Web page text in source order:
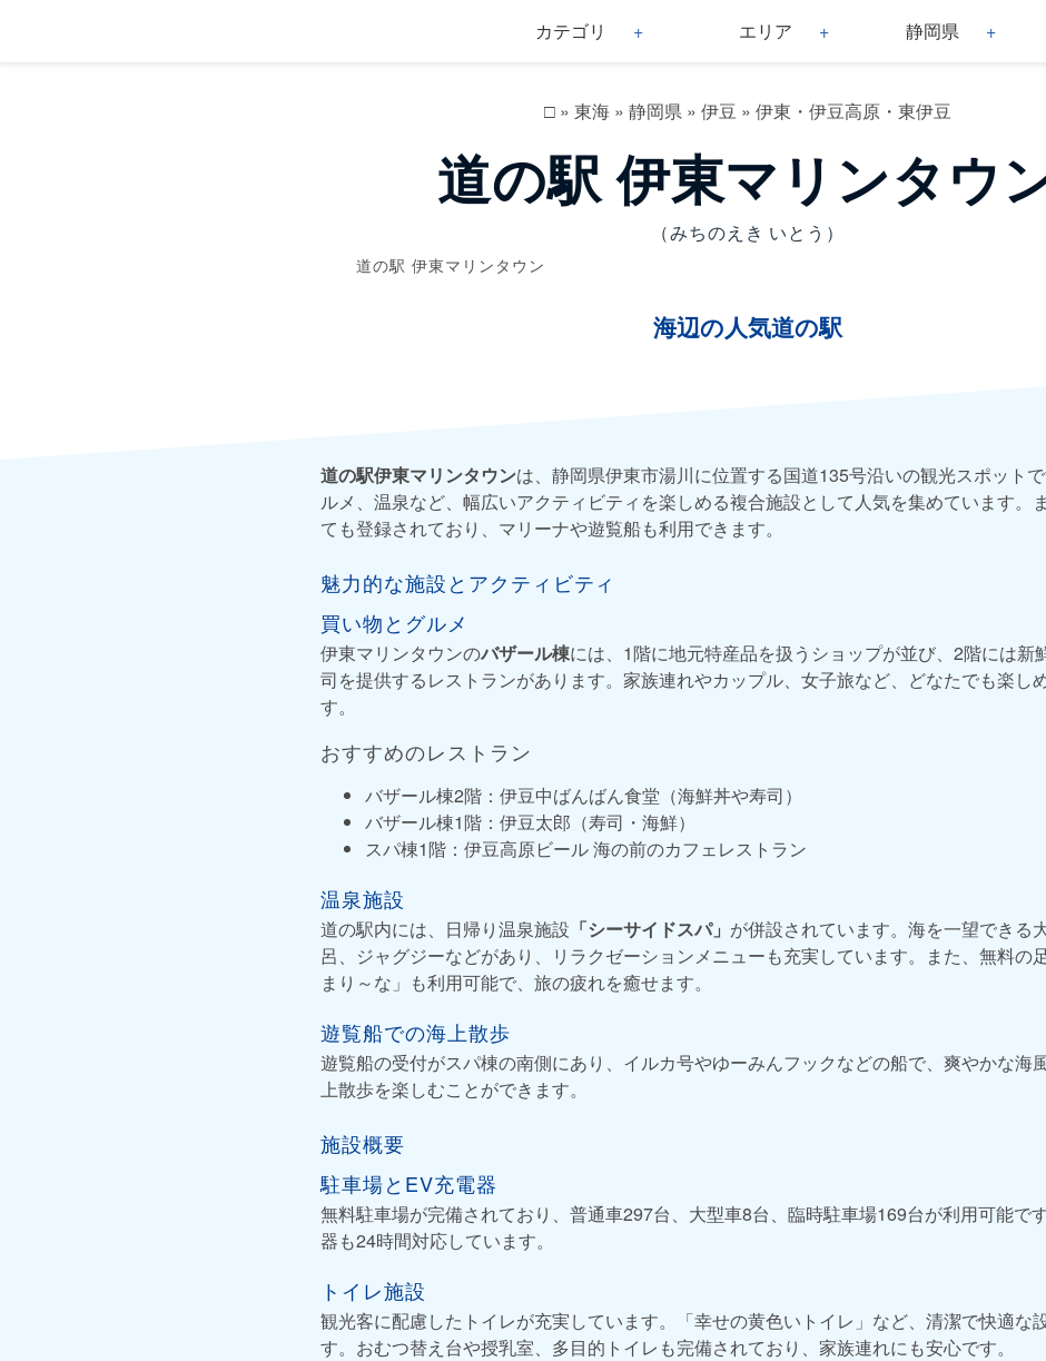
カテゴリ エリア 静岡県
□ » 東海 » 静岡県 » 伊豆 » 伊東・伊豆高原・東伊豆
道の駅 伊東マリンタウ
（みちのえき いとう）
道の駅 伊東マリンタウン
海辺の人気道の駅
道の駅伊東マリンタウンは、静岡県伊東市湯川に位置する国道135号沿いの観光スポット
ルメ、温泉など、幅広いアクティビティを楽しめる複合施設として人気を集めています。
ても登録されており、マリーナや遊覧船も利用できます。
魅力的な施設とアクティビティ
買い物とグルメ
伊東マリンタウンのバザール棟には、1階に地元特産品を扱うショップが並び、2階には新
司を提供するレストランがあります。家族連れやカップル、女子旅など、どなたでも楽し
す。
おすすめのレストラン
バザール棟2階：伊豆中ばんばん食堂（海鮮丼や寿司）
バザール棟1階：伊豆太郎（寿司・海鮮）
スパ棟1階：伊豆高原ビール 海の前のカフェレストラン
温泉施設
道の駅内には、日帰り温泉施設 「シーサイドスパ」 が併設されています。海を一望できる
呂、ジャグジーなどがあり、リラクゼーションメニューも充実しています。また、無料の
まり～な」も利用可能で、旅の疲れを癒せます。
遊覧船での海上散歩
遊覧船の受付がスパ棟の南側にあり、イルカ号やゆーみんフックなどの船で、爽やかな海
上散歩を楽しむことができます。
施設概要
駐車場とEV充電器
無料駐車場が完備されており、普通車297台、大型車8台、臨時駐車場169台が利用可能で
器も24時間対応しています。
トイレ施設
観光客に配慮したトイレが充実しています。「幸せの黄色いトイレ」など、清潔で快適な
す。おむつ替え台や授乳室、多目的トイレも完備されており、家族連れにも安心です。